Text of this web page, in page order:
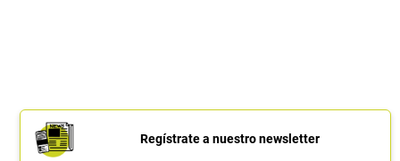
Regístrate a nuestro newsletter